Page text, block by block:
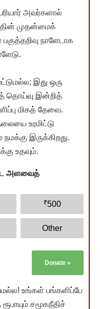
அவர்களால்
முதன்மைக்
நாளேடாக
இது ஒரு
தொய்வு இன்றித்
மிகத் தேவை.
உரமிட்டு
இருக்கிறது.
உதவும்.
அளவைத்
₹500
Other
Donate »
உங்கள் பங்களிப்பே
சமூகநீதிச்